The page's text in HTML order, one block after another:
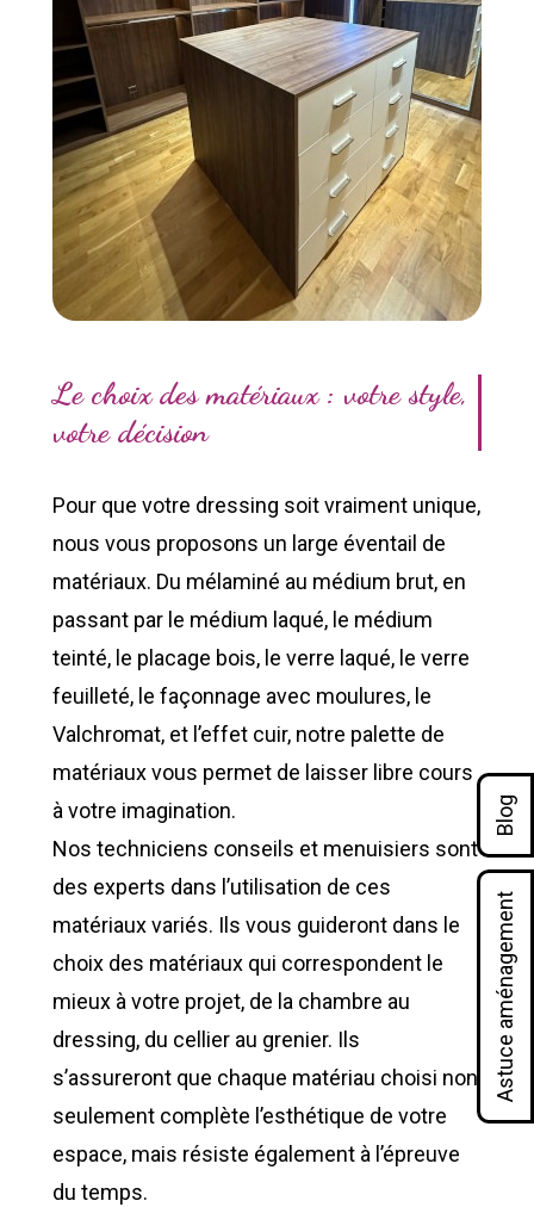
Astuce aménagement
Blog
Le choix des matériaux : votre style,
votre décision
Pour que votre dressing soit vraiment unique,
nous vous proposons un large éventail de
matériaux. Du mélaminé au médium brut, en
passant par le médium laqué, le médium
teinté, le placage bois, le verre laqué, le verre
feuilleté, le façonnage avec moulures, le
Valchromat, et l’effet cuir, notre palette de
matériaux vous permet de laisser libre cours
à votre imagination.
Nos techniciens conseils et menuisiers sont
des experts dans l’utilisation de ces
matériaux variés. Ils vous guideront dans le
choix des matériaux qui correspondent le
mieux à votre projet, de la chambre au
dressing, du cellier au grenier. Ils
s’assureront que chaque matériau choisi non
seulement complète l’esthétique de votre
espace, mais résiste également à l’épreuve
du temps.